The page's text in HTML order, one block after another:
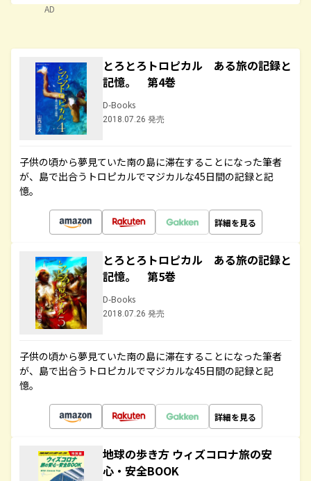
AD
とろとろトロピカル ある旅の記録と
記憶。 第4巻
D-Books
2018.07.26 発売
子供の頃から夢見ていた南の島に滞在することになった筆者
が、島で出合うトロピカルでマジカルな45日間の記録と記
憶。
詳細を見る
とろとろトロピカル ある旅の記録と
記憶。 第5巻
D-Books
2018.07.26 発売
子供の頃から夢見ていた南の島に滞在することになった筆者
が、島で出合うトロピカルでマジカルな45日間の記録と記
憶。
詳細を見る
地球の歩き方 ウィズコロナ旅の安
心・安全BOOK